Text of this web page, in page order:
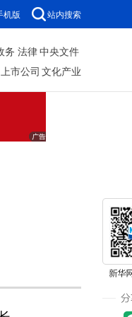
机版 站内搜索
务 法律中央文件
上市公司 文化产业